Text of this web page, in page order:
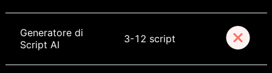
Generatore di
Script AI
3-12 script